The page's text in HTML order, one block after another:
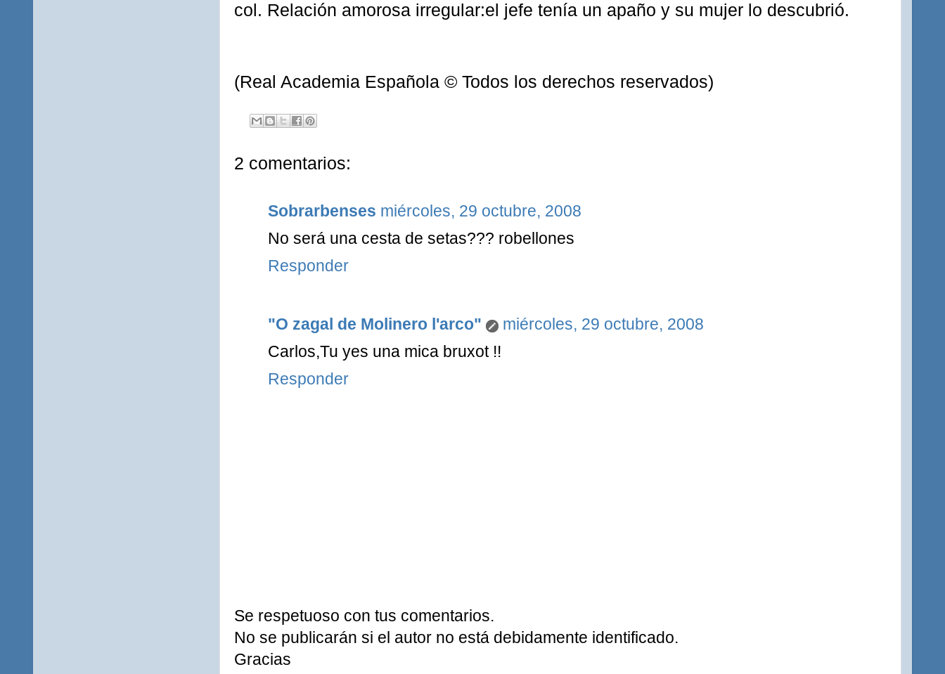
col. Relación amorosa irregular:el jefe tenía un apaño y su mujer lo descubrió.
(Real Academia Española © Todos los derechos reservados)
2 comentarios:
Sobrarbenses miércoles, 29 octubre, 2008
No será una cesta de setas??? robellones
Responder
"O zagal de Molinero l'arco"
miércoles, 29 octubre, 2008
Carlos,Tu yes una mica bruxot !!
Responder
Se respetuoso con tus comentarios.
No se publicarán si el autor no está debidamente identificado.
Gracias